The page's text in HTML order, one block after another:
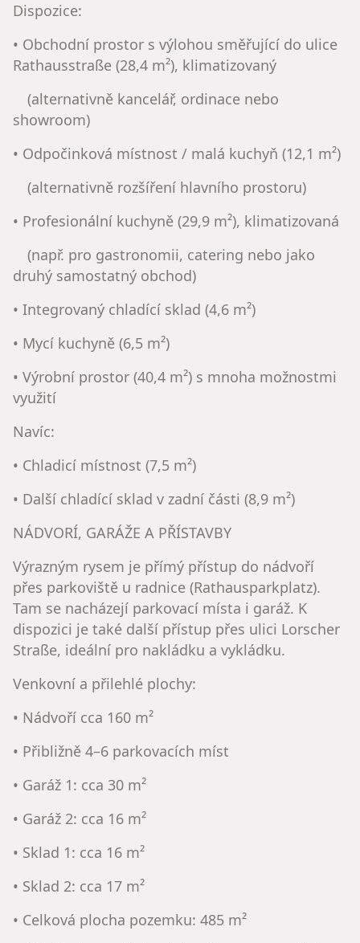
Dispozice:
• Obchodní prostor s výlohou směřující do ulice
Rathausstraße (28,4 m²), klimatizovaný
(alternativně kancelář, ordinace nebo
showroom)
• Odpočinková místnost / malá kuchyň (12,1 m²)
(alternativně rozšíření hlavního prostoru)
• Profesionální kuchyně (29,9 m²), klimatizovaná
(např. pro gastronomii, catering nebo jako
druhý samostatný obchod)
• Integrovaný chladící sklad (4,6 m²)
• Mycí kuchyně (6,5 m²)
• Výrobní prostor (40,4 m²) s mnoha možnostmi
využití
Navíc:
• Chladicí místnost (7,5 m²)
• Další chladící sklad v zadní části (8,9 m²)
NÁDVORÍ, GARÁŽE A PŘÍSTAVBY
Výrazným rysem je přímý přístup do nádvoří
přes parkoviště u radnice (Rathausparkplatz).
Tam se nacházejí parkovací místa i garáž. K
dispozici je také další přístup přes ulici Lorscher
Straße, ideální pro nakládku a vykládku.
Venkovní a přilehlé plochy:
• Nádvoří cca 160 m²
• Přibližně 4–6 parkovacích míst
• Garáž 1: cca 30 m²
• Garáž 2: cca 16 m²
• Sklad 1: cca 16 m²
• Sklad 2: cca 17 m²
• Celková plocha pozemku: 485 m²